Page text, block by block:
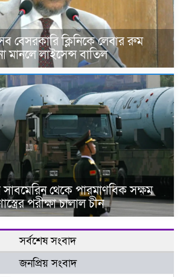
বেসরকারি ক্লিনিকে লেবার রুম
মানলে লাইসেন্স বাতিল
সাবমেরিন থেকে পারমাণবিক সক্ষম
পরীক্ষা চালাল চীন
সর্বশেষ সংবাদ
জনপ্রিয় সংবাদ